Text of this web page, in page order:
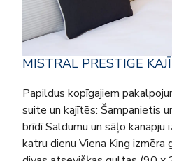
MISTRAL PRESTIGE
Papildus kopīgajiem
suite un kajītēs: Šampanietis
brīdī Saldumu un sāļo kanapju
katru dienu Viena King